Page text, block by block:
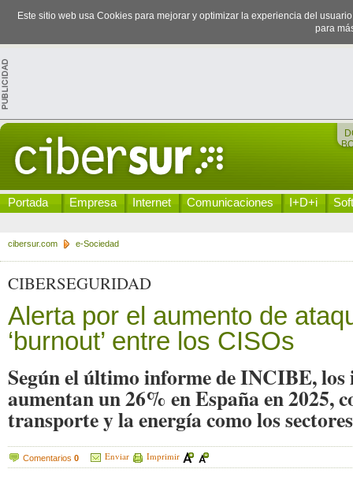
Este sitio web usa Cookies para mejorar y optimizar la experiencia del
para
Portada Empresa Internet Comunicaciones I+D+i
cibersur.com e-Sociedad
CIBERSEGURIDAD
Alerta por el aumento de
‘burnout’ entre los CISOs
Según el último informe de INCIBE, los
aumentan un 26% en España en 2025,
transporte y la energía como los
Comentarios 0 Enviar Imprimir